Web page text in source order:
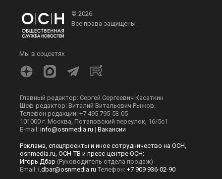
© 2026
Все права защищены
Мы в соцсетях
Главный редактор: Сергей Сергеевич Касаткин
Шеф-редактор: Виталий Витальевич Рыжов.
Телефон редакции: +7 495 795-53-05
101000 г. Москва, Потаповский переулок, 16/5с1
E-mail: info@osnmedia.ru | Вакансии
Реклама, спецпроекты и иное сотрудничество на ОСН,
osnmedia.ru, ОСН-ТВ и пресс-центре ОСН:
Игорь Дбар (Руководитель отдела продаж)
Email: i.dbar@osnmedia.ru Телефон: +7 909 936-02-90